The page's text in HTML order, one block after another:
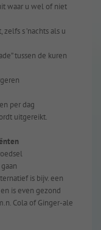
waar u wel of niet
s ’nachts als u
tussen de kuren
per dag
uitgereikt.
is bijv. een
is even gezond
Cola of Ginger-ale